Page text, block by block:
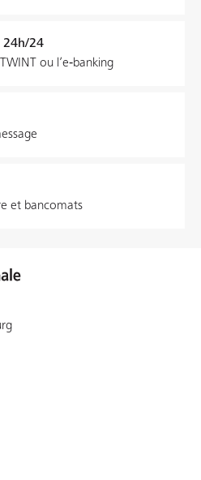
24h/24
ou l’e‑banking
et bancomats